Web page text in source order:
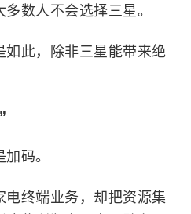
数人不会选择三星。
如此，除非三星能带来绝
码。
电终端业务，却把资源集